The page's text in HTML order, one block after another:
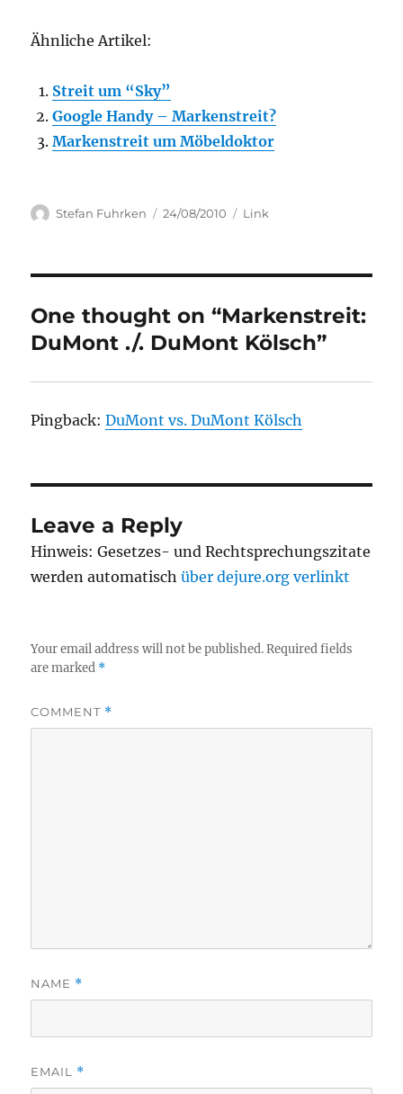
Ähnliche Artikel:
Streit um “Sky”
Google Handy – Markenstreit?
Markenstreit um Möbeldoktor
Author
Stefan Fuhrken
Posted
24/08/2010 Categories
Link
One thought on “Markenstreit:
DuMont ./. DuMont Kölsch”
Pingback:DuMont vs. DuMont Kölsch
Leave a Reply
Hinweis: Gesetzes- und Rechtsprechungszitate
werden automatischüber dejure.org verlinkt
Your email address will not be published. Required fields
are marked *
COMMENT *
NAME *
EMAIL *